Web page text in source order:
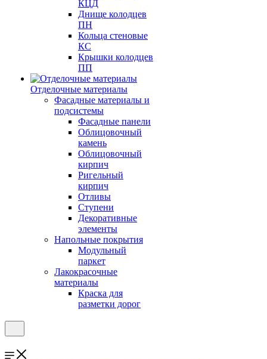
КЦД
Днище колодцев
ПН
Кольца стеновые
КС
Крышки колодцев
ПП
Отделочные материалы
Фасадные материалы и
подсистемы
Фасадные панели
Облицовочный
камень
Облицовочный
кирпич
Ригельный
кирпич
Отливы
Ступени
Декоративные
элементы
Напольные покрытия
Модульный
паркет
Лакокрасочные
материалы
Краска для
разметки дорог